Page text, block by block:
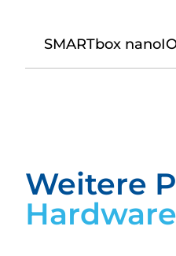
SMARTbox
Weitere